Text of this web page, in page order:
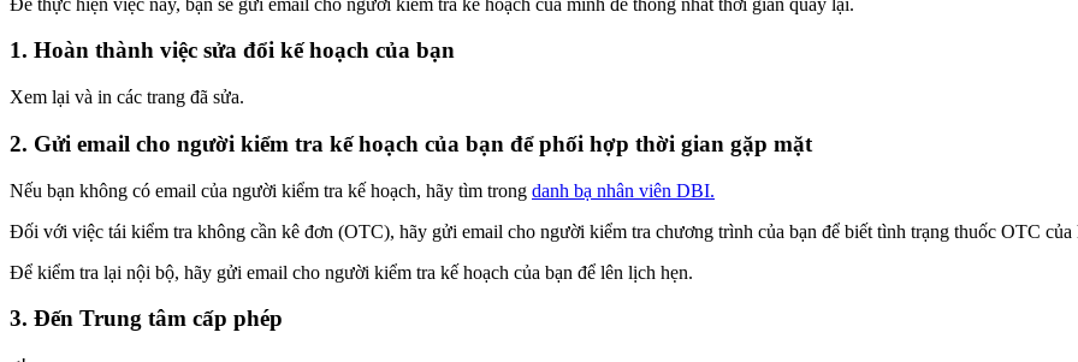
1. Hoàn thành việc sửa đổi kế hoạch của bạn
Xem lại và in các trang đã sửa.
2. Gửi email cho người kiểm tra kế hoạch của bạn để phối hợp thời gian gặp mặt
Nếu bạn không có email của người kiểm tra kế hoạch, hãy tìm trong danh bạ nhân viên DBI.
Đối với việc tái kiểm tra không cần kê đơn (OTC), hãy gửi email cho người kiểm tra chương trình của bạn để biết tình trạng thuốc OTC của
Để kiểm tra lại nội bộ, hãy gửi email cho người kiểm tra kế hoạch của bạn để lên lịch hẹn.
3. Đến Trung tâm cấp phép